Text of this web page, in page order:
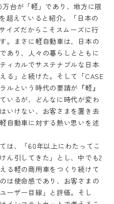
台が「軽」であり、地方に限
超えていると紹介。「日本の
イズだからこそスムーズに行
。まさに軽自動車は、日本の
あり、人々の暮らしとともに
ィカルでサステナブルな日本
る」と続けた。そして「CASE
ルという時代の要請が『軽』
いるが、どんなに時代が変わ
いけない、お客さまを置き去
自動車に対する熱い思いを述
は、「60年以上にわたってこ
ん引してきた」とし、中でも2
る軽の商用車をつくり続けて
は使命感であり、お客さまの
ーザー目線」と評価。そし